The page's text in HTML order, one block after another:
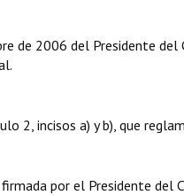
de 2006 del Presidente
2, incisos a) y b), que
por el Presidente del